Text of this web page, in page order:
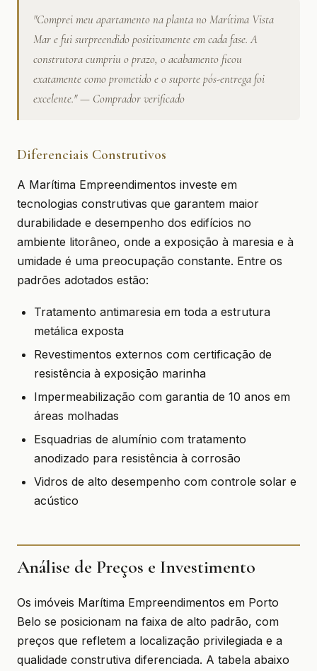
"Comprei meu apartamento na planta no Marítima Vista
Mar e fui surpreendido positivamente em cada fase. A
construtora cumpriu o prazo, o acabamento ficou
exatamente como prometido e o suporte pós-entrega foi
excelente." — Comprador verificado
Diferenciais Construtivos
A Marítima Empreendimentos investe em
tecnologias construtivas que garantem maior
durabilidade e desempenho dos edifícios no
ambiente litorâneo, onde a exposição à maresia e à
umidade é uma preocupação constante. Entre os
padrões adotados estão:
Tratamento antimaresia em toda a estrutura
metálica exposta
Revestimentos externos com certificação de
resistência à exposição marinha
Impermeabilização com garantia de 10 anos em
áreas molhadas
Esquadrias de alumínio com tratamento
anodizado para resistência à corrosão
Vidros de alto desempenho com controle solar e
acústico
Análise de Preços e Investimento
Os imóveis Marítima Empreendimentos em Porto
Belo se posicionam na faixa de alto padrão, com
preços que refletem a localização privilegiada e a
qualidade construtiva diferenciada. A tabela abaixo